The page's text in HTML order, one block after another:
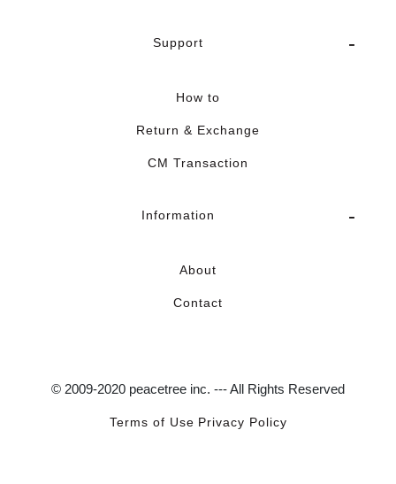
Support
How to
Return & Exchange
CM Transaction
Information
About
Contact
© 2009-2020 peacetree inc. --- All Rights Reserved
Terms of Use Privacy Policy